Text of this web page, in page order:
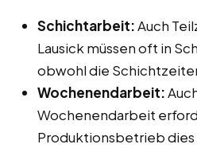
Schichtarbeit:Auch
Lausick müssen oft in
obwohl die
Wochenendarbeit:
Wochenendarbeit
Produktionsbetrieb